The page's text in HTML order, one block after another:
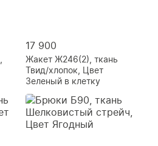
17 900
Жакет Ж246(2), ткань
Твид/хлопок, Цвет
Зеленый в клетку